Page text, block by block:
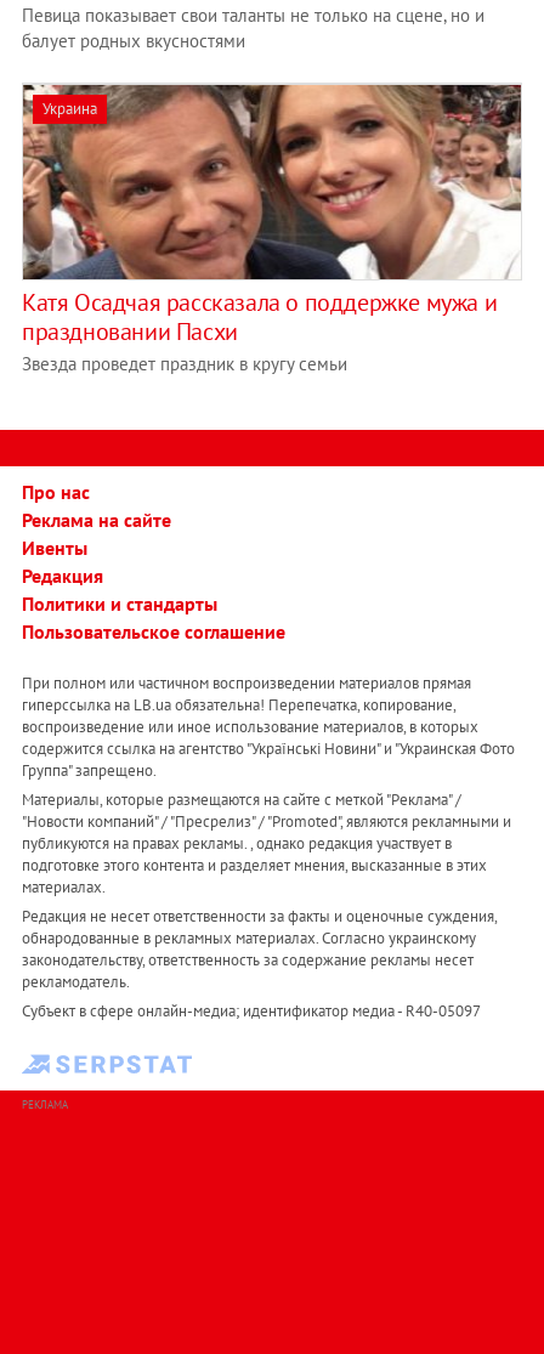
Певица показывает свои таланты не только на сцене, но и
балует родных вкусностями
Украина
Катя Осадчая рассказала о поддержке мужа и
праздновании Пасхи
Звезда проведет праздник в кругу семьи
Про нас
Реклама на сайте
Ивенты
Редакция
Политики и стандарты
Пользовательское соглашение
При полном или частичном воспроизведении материалов прямая
гиперссылка на LB.ua обязательна! Перепечатка, копирование,
воспроизведение или иное использование материалов, в которых
содержится ссылка на агентство "Українськi Новини" и "Украинская Фото
Группа" запрещено.
Материалы, которые размещаются на сайте с меткой "Реклама" /
"Новости компаний" / "Пресрелиз" / "Promoted", являются рекламными и
публикуются на правах рекламы. , однако редакция участвует в
подготовке этого контента и разделяет мнения, высказанные в этих
материалах.
Редакция не несет ответственности за факты и оценочные суждения,
обнародованные в рекламных материалах. Согласно украинскому
законодательству, ответственность за содержание рекламы несет
рекламодатель.
Субъект в сфере онлайн-медиа; идентификатор медиа - R40-05097
РЕКЛАМА